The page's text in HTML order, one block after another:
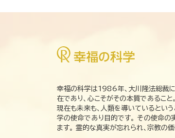
幸福の科学は1986年、大川隆法総裁に
在であり、心こそがその本質であるこ
現在も未来も、人類を導いているとい
学の使命であり目的です。 その使命の
ます。 霊的な真実が忘れられ、宗教の